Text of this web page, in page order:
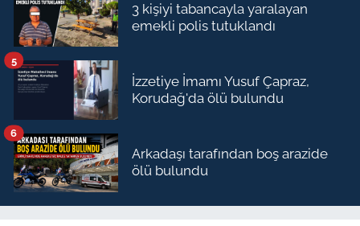
3 kişiyi tabancayla yaralayan
emekli polis tutuklandı
İzzetiye İmamı Yusuf Çapraz,
Korudağ'da ölü bulundu
5
Arkadaşı tarafından boş arazide
ölü bulundu
6